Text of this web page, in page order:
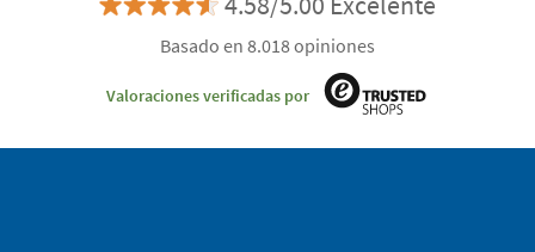
Basado en 8.018 opiniones
Valoraciones verificadas por